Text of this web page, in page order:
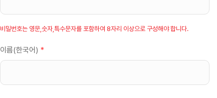
비밀번호는 영문,숫자,특수문자를 포함하여 8자리 이상으로 구성해야 합니다.
이름(한국어) *